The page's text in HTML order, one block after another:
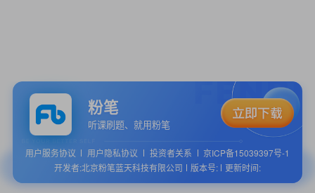
粉笔
听课刷题、就用粉笔
用户服务协议 用户隐私协议 投资者关系
京ICP备15039397号-1
开发者:北京粉笔蓝天科技有限公司
版本号: 更新时间: